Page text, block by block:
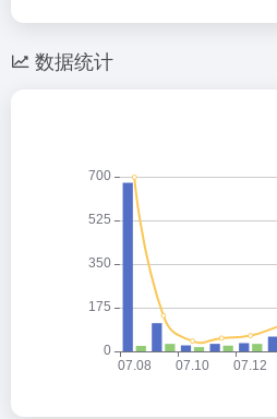
数据统计